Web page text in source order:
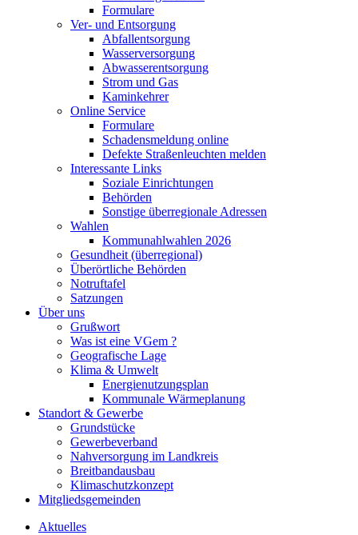
Formulare
Ver- und Entsorgung
Abfallentsorgung
Wasserversorgung
Abwasserentsorgung
Strom und Gas
Kaminkehrer
Online Service
Formulare
Schadensmeldung online
Defekte Straßenleuchten melden
Interessante Links
Soziale Einrichtungen
Behörden
Sonstige überregionale Adressen
Wahlen
Kommunahlwahlen 2026
Gesundheit (überregional)
Überörtliche Behörden
Notruftafel
Satzungen
Über uns
Grußwort
Was ist eine VGem ?
Geografische Lage
Klima & Umwelt
Energienutzungsplan
Kommunale Wärmeplanung
Standort & Gewerbe
Grundstücke
Gewerbeverband
Nahversorgung im Landkreis
Breitbandausbau
Klimaschutzkonzept
Mitgliedsgemeinden
Aktuelles